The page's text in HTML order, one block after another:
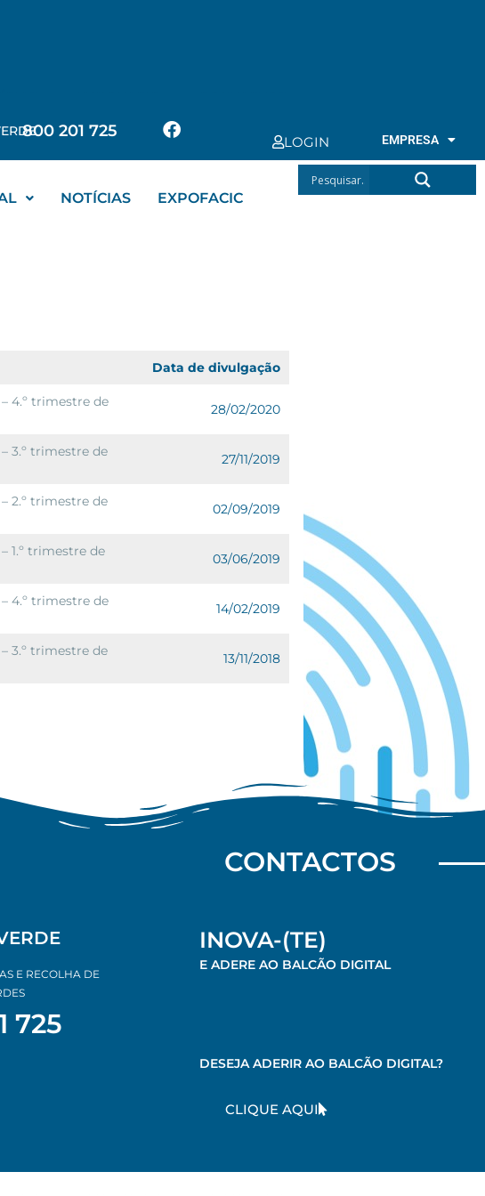
800 201 725
LOGIN EMPRESA
NOTÍCIAS EXPOFACIC
Data de divulgação
4.º trimestre de
28/02/2020
3.º trimestre de
27/11/2019
2.º trimestre de
02/09/2019
1.º trimestre de
03/06/2019
4.º trimestre de
14/02/2019
3.º trimestre de
13/11/2018
CONTACTOS
E RECOLHA DE
725
INOVA-(TE)
E ADERE AO BALCÃO DIGITAL
DESEJA ADERIR AO BALCÃO DIGITAL?
CLIQUE AQUI